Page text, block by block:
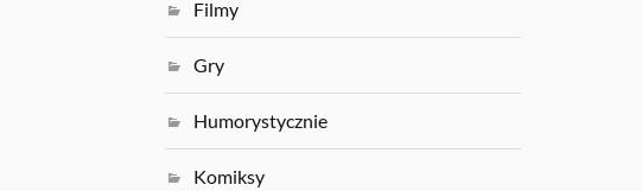
Filmy
Gry
Humorystycznie
Komiksy